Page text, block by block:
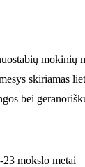
skiriamas
bei
23 mokslo metai